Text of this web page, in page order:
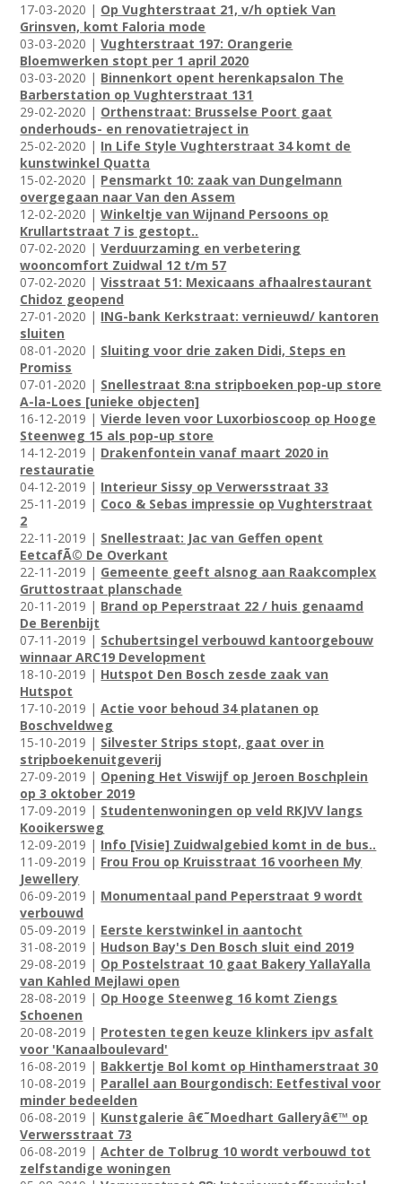
17-03-2020 | Op Vughterstraat 21, v/h optiek Van
Grinsven, komt Faloria mode
03-03-2020 |Vughterstraat 197: Orangerie
Bloemwerken stopt per 1 april 2020
03-03-2020 | Binnenkort opent herenkapsalon The
Barberstation op Vughterstraat 131
29-02-2020 | Orthenstraat: Brusselse Poort gaat
onderhouds- en renovatietraject in
25-02-2020 | In Life Style Vughterstraat 34 komt de
kunstwinkel Quatta
15-02-2020 | Pensmarkt 10: zaak van Dungelmann
overgegaan naar Van den Assem
12-02-2020 |Winkeltje van Wijnand Persoons op
Krullartstraat 7 is gestopt..
07-02-2020 |Verduurzaming en verbetering
wooncomfort Zuidwal 12 t/m 57
07-02-2020 |Visstraat 51: Mexicaans afhaalrestaurant
Chidoz geopend
27-01-2020 | ING-bank Kerkstraat: vernieuwd/ kantoren
sluiten
08-01-2020 | Sluiting voor drie zaken Didi, Steps en
Promiss
07-01-2020 | Snellestraat 8:na stripboeken pop-up store
A-la-Loes [unieke objecten]
16-12-2019 |Vierde leven voor Luxorbioscoop op Hooge
Steenweg 15 als pop-up store
14-12-2019 | Drakenfontein vanaf maart 2020 in
restauratie
04-12-2019 | Interieur Sissy op Verwersstraat 33
25-11-2019 | Coco & Sebas impressie op Vughterstraat
2
22-11-2019 | Snellestraat: Jac van Geffen opent
EetcafÃ© De Overkant
22-11-2019 | Gemeente geeft alsnog aan Raakcomplex
Gruttostraat planschade
20-11-2019 | Brand op Peperstraat 22 / huis genaamd
De Berenbijt
07-11-2019 | Schubertsingel verbouwd kantoorgebouw
winnaar ARC19 Development
18-10-2019 | Hutspot Den Bosch zesde zaak van
Hutspot
17-10-2019 |Actie voor behoud 34 platanen op
Boschveldweg
15-10-2019 | Silvester Strips stopt, gaat over in
stripboekenuitgeverij
27-09-2019 | Opening Het Viswijf op Jeroen Boschplein
op 3 oktober 2019
17-09-2019 | Studentenwoningen op veld RKJVV langs
Kooikersweg
12-09-2019 | Info [Visie] Zuidwalgebied komt in de bus..
11-09-2019 | Frou Frou op Kruisstraat 16 voorheen My
Jewellery
06-09-2019 | Monumentaal pand Peperstraat 9 wordt
verbouwd
05-09-2019 | Eerste kerstwinkel in aantocht
31-08-2019 | Hudson Bay's Den Bosch sluit eind 2019
29-08-2019 | Op Postelstraat 10 gaat Bakery YallaYalla
van Kahled Mejlawi open
28-08-2019 | Op Hooge Steenweg 16 komt Ziengs
Schoenen
20-08-2019 | Protesten tegen keuze klinkers ipv asfalt
voor 'Kanaalboulevard'
16-08-2019 | Bakkertje Bol komt op Hinthamerstraat 30
10-08-2019 | Parallel aan Bourgondisch: Eetfestival voor
minder bedeelden
06-08-2019 | Kunstgalerie â€˜Moedhart Galleryâ€™ op
Verwersstraat 73
06-08-2019 |Achter de Tolbrug 10 wordt verbouwd tot
zelfstandige woningen